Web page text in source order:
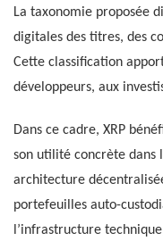
La taxonomie proposée
digitales des titres, des
Cette classification
développeurs, aux
Dans ce cadre, XRP
son utilité concrète dans
architecture
portefeuilles auto-
l’infrastructure